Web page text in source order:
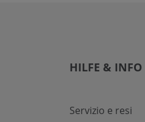
HILFE & INFO
Servizio e resi